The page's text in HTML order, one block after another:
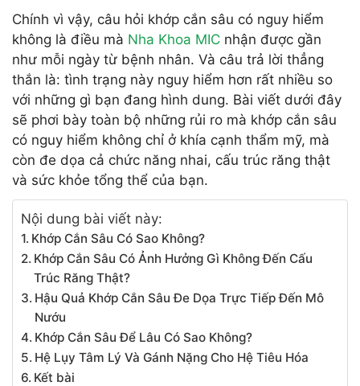
Chính vì vậy, câu hỏi khớp cắn sâu có nguy hiểm
không là điều mà Nha Khoa MIC nhận được gần
như mỗi ngày từ bệnh nhân. Và câu trả lời thẳng
thắn là: tình trạng này nguy hiểm hơn rất nhiều so
với những gì bạn đang hình dung. Bài viết dưới đây
sẽ phơi bày toàn bộ những rủi ro mà khớp cắn sâu
có nguy hiểm không chỉ ở khía cạnh thẩm mỹ, mà
còn đe dọa cả chức năng nhai, cấu trúc răng thật
và sức khỏe tổng thể của bạn.
Nội dung bài viết này:
Khớp Cắn Sâu Có Sao Không?
Khớp Cắn Sâu Có Ảnh Hưởng Gì Không Đến Cấu
Trúc Răng Thật?
Hậu Quả Khớp Cắn Sâu Đe Dọa Trực Tiếp Đến Mô
Nướu
Khớp Cắn Sâu Để Lâu Có Sao Không?
Hệ Lụy Tâm Lý Và Gánh Nặng Cho Hệ Tiêu Hóa
Kết bài